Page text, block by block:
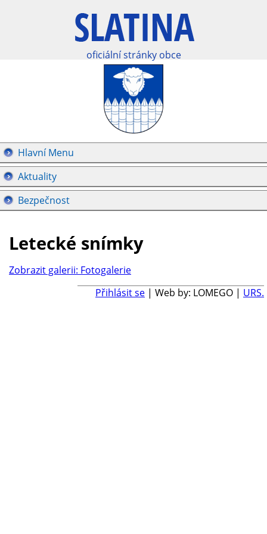
oficiální stránky obce
Hlavní Menu
Aktuality
Bezpečnost
Letecké snímky
Zobrazit galerii: Fotogalerie
Přihlásit se | Web by: LOMEGO | URS.